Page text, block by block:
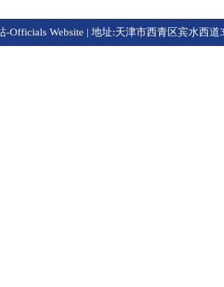
Officials Website | 地址:天津市西青区宾水西